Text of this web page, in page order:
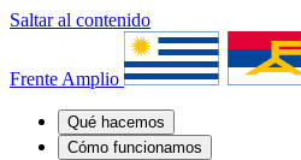
Saltar al contenido
Frente Amplio
Qué hacemos
Cómo funcionamos